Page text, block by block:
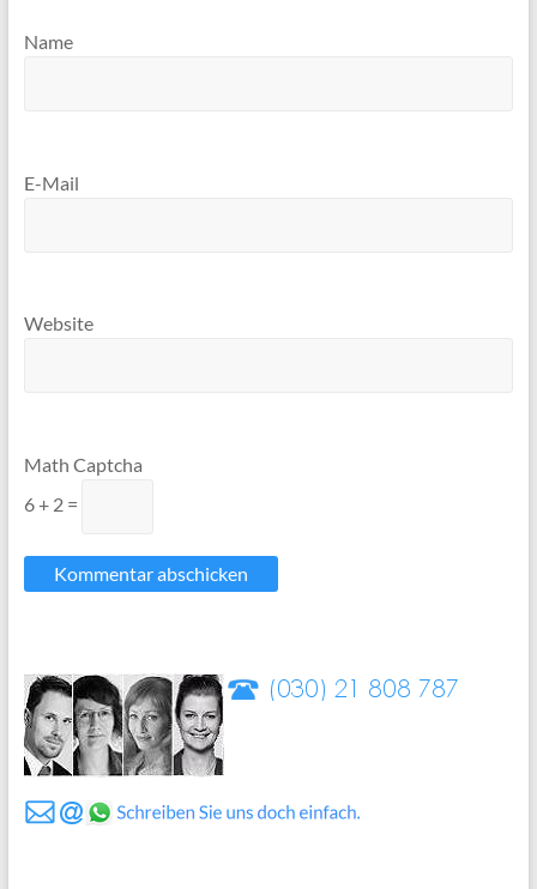
Name
E-Mail
Website
Math Captcha
6 + 2 =